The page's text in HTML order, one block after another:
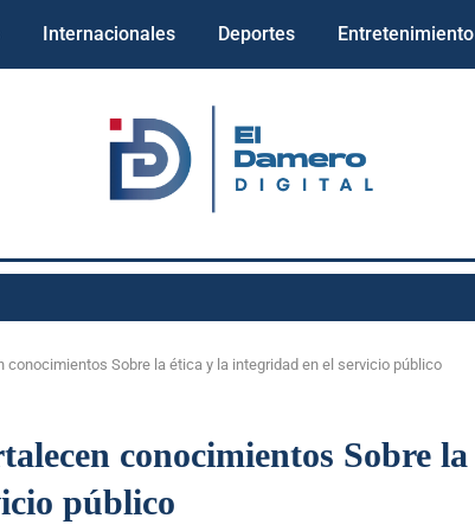
Internacionales Deportes Entretenimiento
conocimientos Sobre la ética y la integridad en el servicio público
conocimientos Sobre la
público